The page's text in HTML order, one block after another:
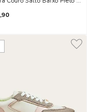
Cocoa